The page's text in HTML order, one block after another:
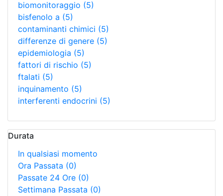
biomonitoraggio (5)
bisfenolo a (5)
contaminanti chimici (5)
differenze di genere (5)
epidemiologia (5)
fattori di rischio (5)
ftalati (5)
inquinamento (5)
interferenti endocrini (5)
Durata
In qualsiasi momento
Ora Passata (0)
Passate 24 Ore (0)
Settimana Passata (0)